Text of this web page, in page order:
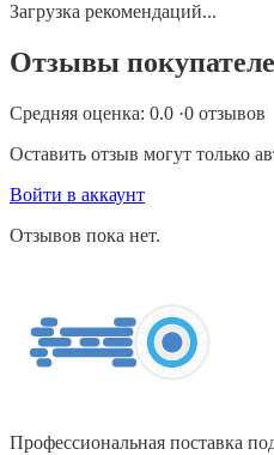
Загрузка рекомендаций...
Отзывы
Средняя оценка: 0.0 ·0 отзывов
Оставить отзыв могут только
Войти в аккаунт
Отзывов пока нет.
Профессиональная поставка